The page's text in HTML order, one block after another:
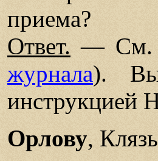
приема?
Ответ. — См.
журнала).
инструкцией
Орлову,